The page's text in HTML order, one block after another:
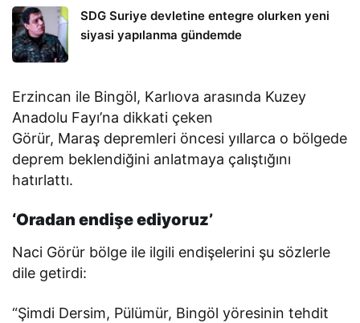
SDG Suriye devletine entegre olurken yeni
siyasi yapılanma gündemde
Erzincan ile Bingöl, Karlıova arasında Kuzey
Anadolu Fayı’na dikkati çeken
Görür, Maraş depremleri öncesi yıllarca o bölgede
deprem beklendiğini anlatmaya çalıştığını
hatırlattı.
‘Oradan endişe ediyoruz’
Naci Görür bölge ile ilgili endişelerini şu sözlerle
dile getirdi:
“Şimdi Dersim, Pülümür, Bingöl yöresinin tehdit